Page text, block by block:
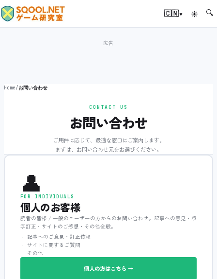
🇨🇳▾ ☀ 🔍
Home/お問い合わせ
CONTACT US
お問い合わせ
ご用件に応じて、最適な窓口にご案内します。
まずは、お問い合わせ元をお選びください。
👤
FOR INDIVIDUALS
個人のお客様
読者の皆様 / 一般のユーザーの方からのお問い合わせ。記事への意見・誤
字訂正・サイトのご感想・その他全般。
記事へのご意見・訂正依頼
サイトに関するご質問
その他
個人の方はこちら →